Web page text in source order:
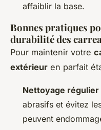
affaiblir la base.
Bonnes pratiques
durabilité des
Pour maintenir votre
extérieur en parfait
Nettoyage régulier
abrasifs et évitez
peuvent